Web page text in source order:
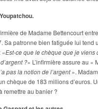
de Madame Bettencourt
Sa patronne bien fatiguée lui tend
«Est-ce que le chèque que je viens
?» L’infirmière assure au «
pas la notion de l’argent».
chèque de 183 millions d’euros.
remettre au banier ?